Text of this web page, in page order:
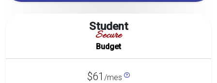
Student
Secure
Budget
$61 /mes